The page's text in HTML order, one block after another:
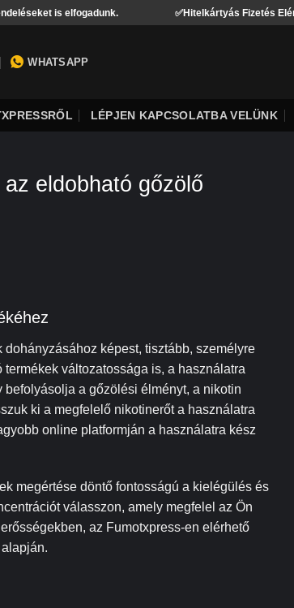
✅Hitelkártyás Fizetés Elérhető
WHATSAPP
LÉPJEN KAPCSOLATBA VELÜNK
eldobható gőzölő
képest, tisztább, személyre
változatossága is, a használatra
a gőzölési élményt, a nikotin
ki a megfelelő nikotinerőt a használatra
online platformján a használatra kész
megértése döntő fontosságú a kielégülés és
válasszon, amely megfelel az Ön
az Fumotxpress-en elérhető